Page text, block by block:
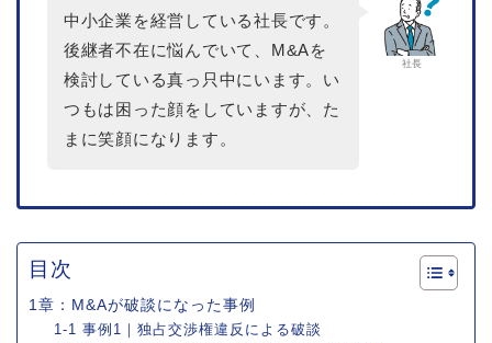
社長
中小企業を経営している社長です。
後継者不在に悩んでいて、M&Aを
検討している真っ只中にいます。い
つもは困った顔をしていますが、た
まに笑顔になります。
目次
1章：M&Aが破談になった事例
1-1 事例1｜独占交渉権違反による破談